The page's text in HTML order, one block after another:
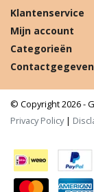
Klantenservice
Mijn account
Categorieën
© Copyright 2026 -
Privacy Policy|